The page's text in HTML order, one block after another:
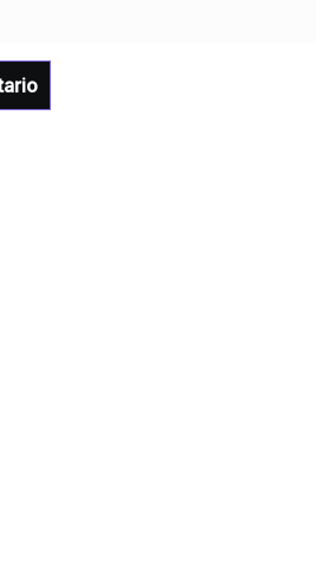
y para el municipio